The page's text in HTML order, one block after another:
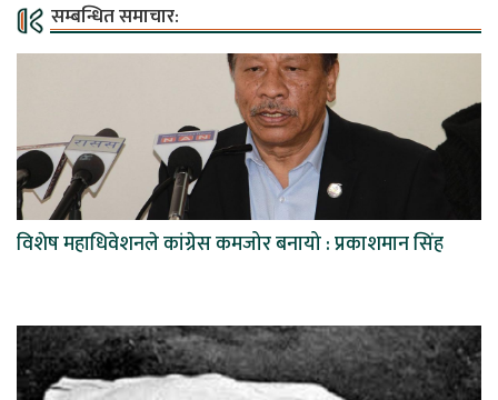
सम्बन्धित समाचार:
विशेष महाधिवेशनले कांग्रेस कमजोर बनायो : प्रकाशमान सिंह